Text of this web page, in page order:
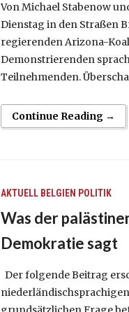
Von Michael Stabenow
Dienstag in den Straßen
regierenden Arizona-
Demonstrierenden
Teilnehmenden.
Continue Reading →
AKTUELL BELGIEN POLITIK
Was der
Demokratie sagt
Der folgende Beitrag